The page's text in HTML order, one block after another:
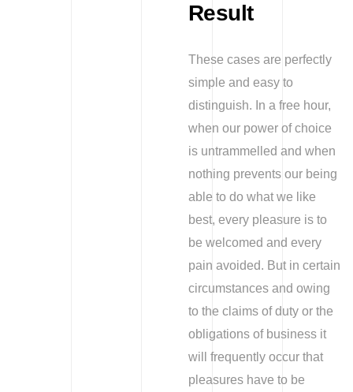
Result
These cases are perfectly
simple and easy to
distinguish. In a free hour,
when our power of choice
is untrammelled and when
nothing prevents our being
able to do what we like
best, every pleasure is to
be welcomed and every
pain avoided. But in certain
circumstances and owing
to the claims of duty or the
obligations of business it
will frequently occur that
pleasures have to be